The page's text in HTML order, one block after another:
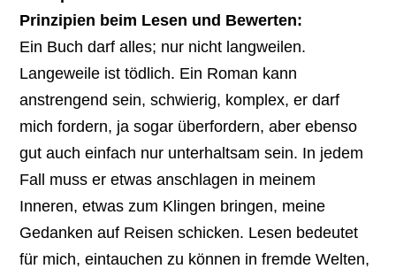
Prinzipien beim Lesen und Bewerten:
Ein Buch darf alles; nur nicht langweilen.
Langeweile ist tödlich. Ein Roman kann
anstrengend sein, schwierig, komplex, er darf
mich fordern, ja sogar überfordern, aber ebenso
gut auch einfach nur unterhaltsam sein. In jedem
Fall muss er etwas anschlagen in meinem
Inneren, etwas zum Klingen bringen, meine
Gedanken auf Reisen schicken. Lesen bedeutet
für mich, eintauchen zu können in fremde Welten,